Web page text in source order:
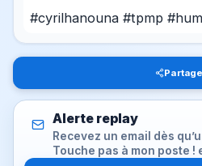
#cyrilhanouna #tpmp
Alerte replay
Recevez un email dès
Touche pas à mon poste !